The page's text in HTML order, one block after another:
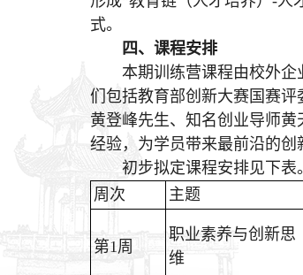
式。
四、课程安排
本期训练营课程由校外
们包括教育部创新大赛国赛
黄登峰先生、知名创业导师
经验，为学员带来最前沿的创
初步拟定课程安排见下表。
周次
主题
第1周
职业素养与创新思
维